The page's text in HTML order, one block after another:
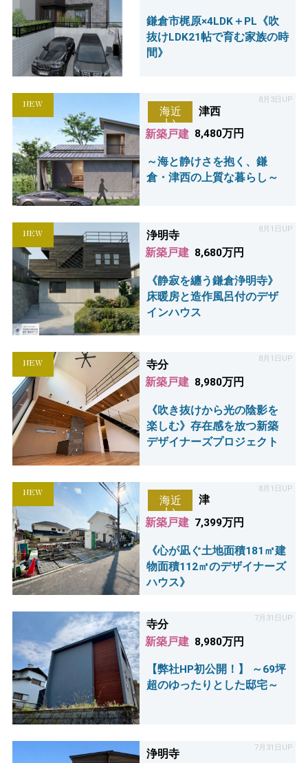
鎌倉市梶原×4LDK＋PL《吹
抜けLDK21帖で育む家族の時
間》
NEW 8月3日UP
海近
い
津西
新築戸建 8,480万円
～海と静けさを抱く、鎌
倉・津西の上質な暮らし～
NEW 8月1日UP
浄明寺
新築戸建 8,680万円
《静寂を纏う鎌倉浄明寺》
床暖房と造作風呂付のデザ
インハウス
NEW 8月1日UP
寺分
新築戸建 8,980万円
《吹き抜けから光の陰影を
楽しむ》存在感を放つ新築
デザイナーズプロジェクト
NEW 8月1日UP
海近
い
津
新築戸建 7,399万円
《心が凪ぐ土地面積181㎡建
物面積112㎡のデザイナーズ
ハウス》
7月31日UP
寺分
新築戸建 8,980万円
【弊社HP初公開！】 ～69坪
超のゆったりとした邸宅～
7月31日UP
浄明寺